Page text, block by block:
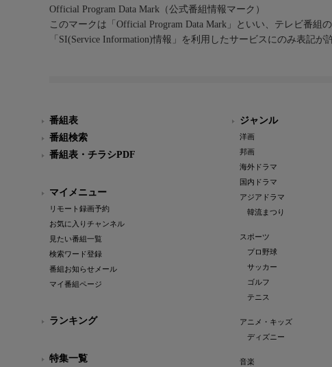
Official Program Data Mark（公式番組情報マーク）
このマークは「Official Program Data Mark」といい、テレビ番組
「SI(Service Information)情報」を利用したサービスにのみ表記が
番組表
番組検索
番組表・チラシPDF
マイメニュー
リモート録画予約
お気に入りチャンネル
見たい番組一覧
検索ワード登録
番組お知らせメール
マイ番組ページ
ランキング
特集一覧
ジャンル
洋画
邦画
海外ドラマ
国内ドラマ
アジアドラマ
韓流まつり
スポーツ
プロ野球
サッカー
ゴルフ
テニス
アニメ・キッズ
ディズニー
音楽